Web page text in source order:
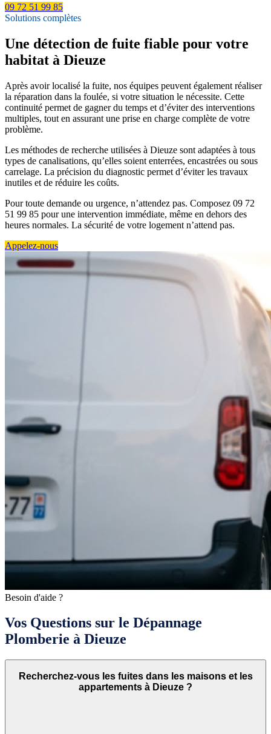
09 72 51 99 85
Solutions complètes
Une détection de fuite fiable pour votre
habitat à Dieuze
Après avoir localisé la fuite, nos équipes peuvent également réaliser
la réparation dans la foulée, si votre situation le nécessite. Cette
continuité permet de gagner du temps et d’éviter des interventions
multiples, tout en assurant une prise en charge complète de votre
problème.
Les méthodes de recherche utilisées à Dieuze sont adaptées à tous
types de canalisations, qu’elles soient enterrées, encastrées ou sous
carrelage. La précision du diagnostic permet d’éviter les travaux
inutiles et de réduire les coûts.
Pour toute demande ou urgence, n’attendez pas. Composez 09 72
51 99 85 pour une intervention immédiate, même en dehors des
heures normales. La sécurité de votre logement n’attend pas.
Appelez-nous
Besoin d'aide ?
Vos Questions sur le Dépannage
Plomberie à Dieuze
Recherchez-vous les fuites dans les maisons et les
appartements à Dieuze ?